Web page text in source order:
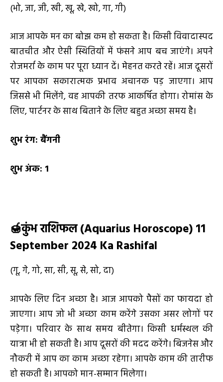
(भो, जा, जी, खी, खू, खे, खो, गा, गी)
आज आपके मन का बोझ कम हो सकता है। किसी विवादास्पद
बातचीत और ऐसी स्थितियों में फंसने आप बच जाएंगे। अपने
रोजमर्रा के काम पर पूरा ध्यान दें। मेहनत करते रहें। आज दूसरों
पर आपका सकारात्मक प्रभाव अचानक पड़ जाएगा। आप
जिससे भी मिलेंगे, वह आपकी तरफ आकर्षित होगा। रोमांस के
लिए, पार्टनर के साथ बिताने के लिए बहुत अच्छा समय है।
शुभ रंग: बैंगनी
शुभ अंक: 1
🍯कुंभ राशिफल (Aquarius Horoscope) 11
September 2024 Ka Rashifal
(गू, गे, गो, सा, सी, सू, से, सो, दा)
आपके लिए दिन अच्छा है। आज आपको पैसों का फायदा हो
जाएगा। आप जो भी अच्छा काम करेंगे उसका असर लोगों पर
पड़ेगा। परिवार के साथ समय बीतेगा। किसी धर्मस्थल की
यात्रा भी हो सकती है। आप दूसरों की मदद करेंगे। बिजनेस और
नौकरी में आप का काम अच्छा रहेगा। आपके काम की तारीफ
हो सकती है। आपको मान-सम्मान मिलेगा।